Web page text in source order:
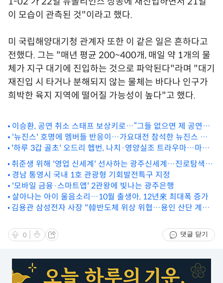
이 모습이 관측된 것"이라고 했다.
미 국립해양대기청 관계자 또한 이 같은 일은 흔하다고
전했다. 그는 "매년 평균 200~400개, 매일 약 1개의 물
체가 지구 대기에 진입하는 것으로 파악된다"라며 "대기
재진입 시 타거나 분해되지 않는 물체는 바다나 인구가
희박한 육지 지역에 떨어질 가능성이 높다"고 했다.
이승환, 공연 취소 스태프 보상키로…“그들 없으면 제 공연도
없어”
'뉴진스' 호명에 멤버들 반응이…가요대전 참석한 뉴진스 대응
은
'하루 3갑 골초' 오드리 헵번, 나치·영양실조 트라우마…마지
막엔 '젤리 같은 체내'
취준생 위해 '영업 신세계' 선사하는 광주신세계…진로탐색·
경력형성 제공
경남 통영시 국내 1호 관광형 기회발전특구 지정
'모바일 금융·스마트앱' 2관왕에 빛나는 광주은행
살아나는 아이 울음소리…10월 출생아, 12년來 최대폭 증가
김용관 삼성전자 사장 "韓반도체 위상 위협…용인 산단 계획
0 댓글 닫기